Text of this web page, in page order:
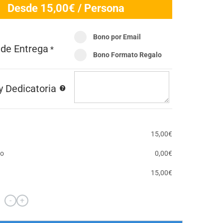
una ruta divulgativa
en A Illa de Arousa
A Illa de Arousa
Desde 15,00€ / Persona
Entrega *
Bono por Email
Bono Formato Regalo
Dedicatoria
15,00€
0,00€
15,00€
-
Regala
+